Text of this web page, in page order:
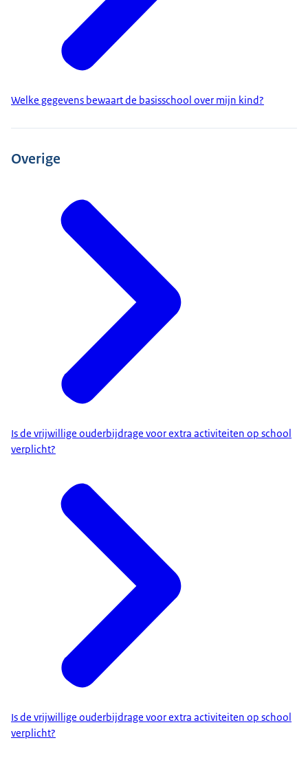
Welke gegevens bewaart de basisschool over mijn kind?
Overige
Is de vrijwillige ouderbijdrage voor extra activiteiten op school
verplicht?
Is de vrijwillige ouderbijdrage voor extra activiteiten op school
verplicht?